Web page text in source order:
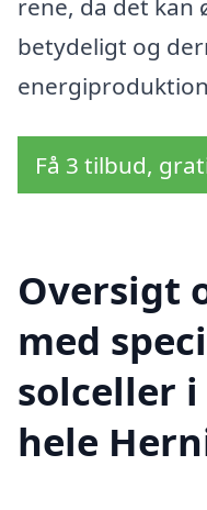
rene, da det kan
betydeligt og
Få 3 tilbud,
Oversigt
med
solceller
hele